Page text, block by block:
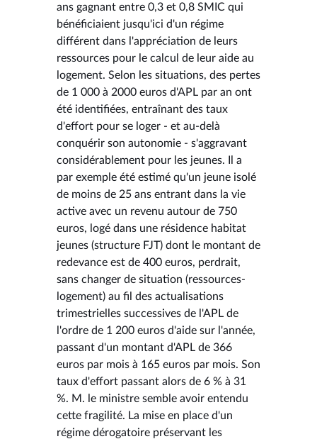
ans gagnant entre 0,3 et 0,8 SMIC qui
bénéficiaient jusqu'ici d'un régime
différent dans l'appréciation de leurs
ressources pour le calcul de leur aide au
logement. Selon les situations, des pertes
de 1 000 à 2000 euros d'APL par an ont
été identifiées, entraînant des taux
d'effort pour se loger - et au-delà
conquérir son autonomie - s'aggravant
considérablement pour les jeunes. Il a
par exemple été estimé qu'un jeune isolé
de moins de 25 ans entrant dans la vie
active avec un revenu autour de 750
euros, logé dans une résidence habitat
jeunes (structure FJT) dont le montant de
redevance est de 400 euros, perdrait,
sans changer de situation (ressources-
logement) au fil des actualisations
trimestrielles successives de l'APL de
l'ordre de 1 200 euros d'aide sur l'année,
passant d'un montant d'APL de 366
euros par mois à 165 euros par mois. Son
taux d'effort passant alors de 6 % à 31
%. M. le ministre semble avoir entendu
cette fragilité. La mise en place d'un
régime dérogatoire préservant les